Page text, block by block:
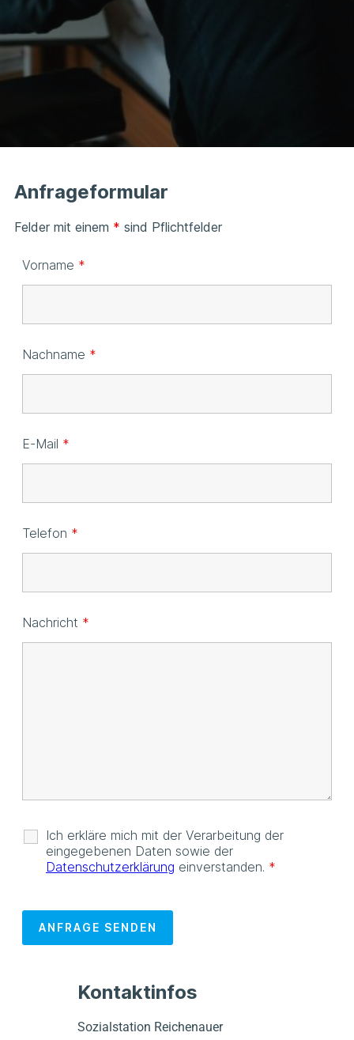
Anfrageformular
Felder mit einem * sind Pflichtfelder
Vorname *
Nachname *
E-Mail *
Telefon *
Nachricht *
Ich erkläre mich mit der Verarbeitung der
eingegebenen Daten sowie der
Datenschutzerklärung einverstanden. *
Kontaktinfos
Sozialstation Reichenauer